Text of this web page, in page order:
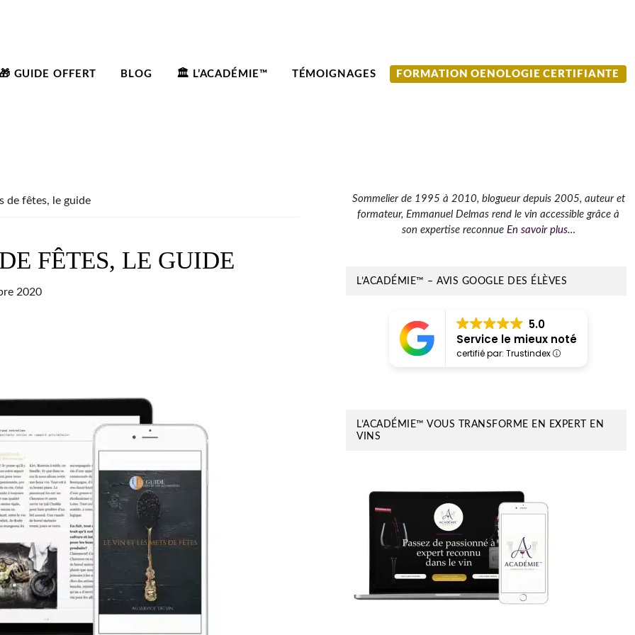
GUIDE OFFERT BLOG 🏛️ L’ACADÉMIE™ TÉMOIGNAGES FORMATION OENOLOGIE CERTIFIANTE
de fêtes, le guide
FÊTES, LE GUIDE
2020
Barre
latérale
principale
Sommelier de 1995 à 2010, blogueur depuis 2005, auteur et
formateur, Emmanuel Delmas rend le vin accessible grâce à
son expertise reconnue En savoir plus…
L’ACADÉMIE™ – AVIS GOOGLE DES ÉLÈVES
5.0
Service le mieux noté
certifié par: Trustindex
L’ACADÉMIE™ VOUS TRANSFORME EN EXPERT EN
VINS